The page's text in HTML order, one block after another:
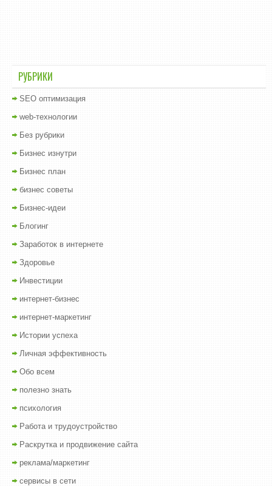
РУБРИКИ
SEO оптимизация
web-технологии
Без рубрики
Бизнес изнутри
Бизнес план
бизнес советы
Бизнес-идеи
Блогинг
Заработок в интернете
Здоровье
Инвестиции
интернет-бизнес
интернет-маркетинг
Истории успеха
Личная эффективность
Обо всем
полезно знать
психология
Работа и трудоустройство
Раскрутка и продвижение сайта
реклама/маркетинг
сервисы в сети